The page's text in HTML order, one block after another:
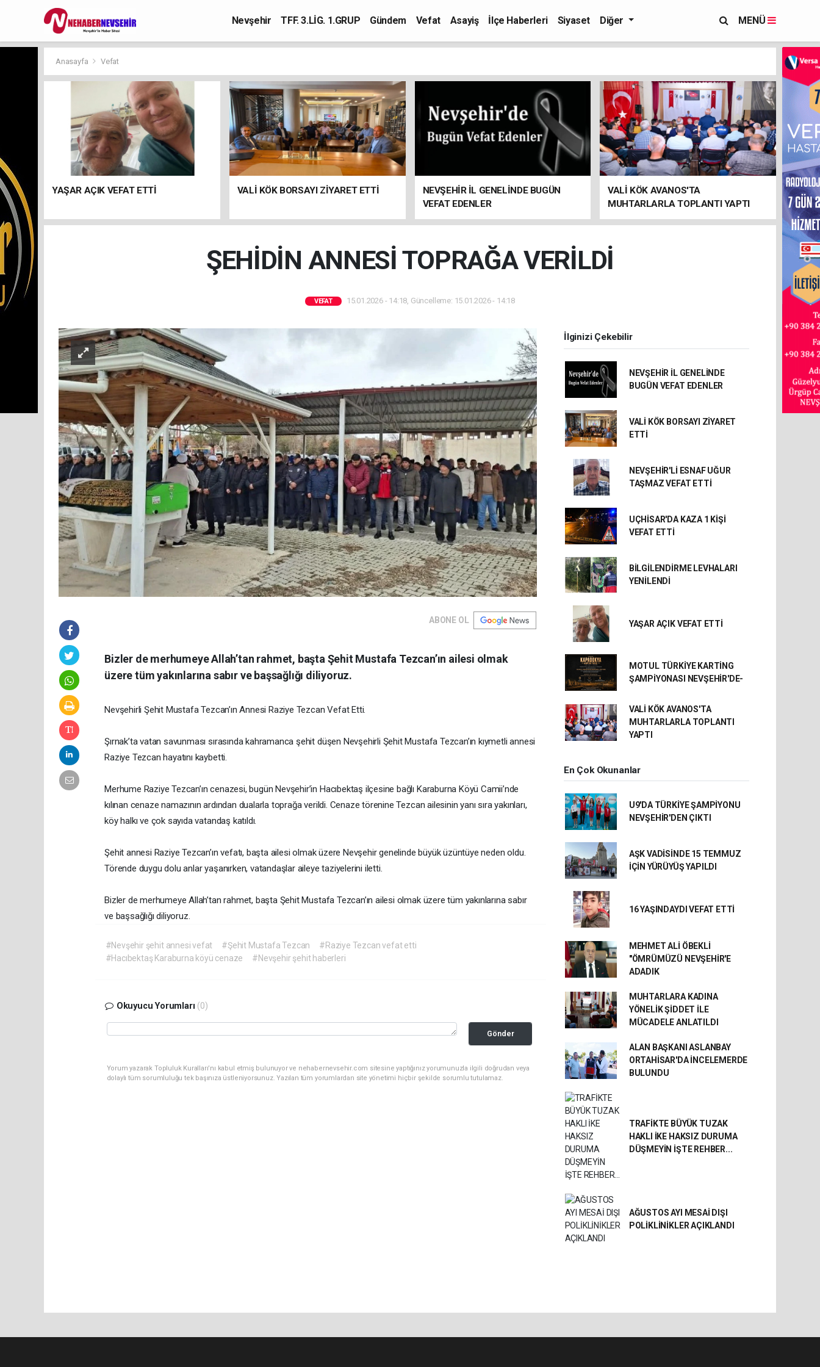
Nevşehir TFF. 3.LİG. 1.GRUP Gündem Vefat Asayiş İlçe Haberleri Siyaset Diğer MENÜ
Anasayfa Vefat
YAŞAR AÇIK VEFAT ETTİ VALİ KÖK BORSAYI ZİYARET ETTİ
NEVŞEHİR İL GENELİNDE BUGÜN
VEFAT EDENLER
VALİ KÖK AVANOS'TA
MUHTARLARLA TOPLANTI YAPTI
ŞEHİDİN ANNESİ TOPRAĞA VERİLDİ
VEFAT 15.01.2026 - 14:18, Güncelleme: 15.01.2026 - 14:18
ABONE OL
Bizler de merhumeye Allah’tan rahmet, başta Şehit Mustafa Tezcan’ın ailesi olmak
üzere tüm yakınlarına sabır ve başsağlığı diliyoruz.
Nevşehirli Şehit Mustafa Tezcan’ın Annesi Raziye Tezcan Vefat Etti.
Şırnak’ta vatan savunması sırasında kahramanca şehit düşen Nevşehirli Şehit Mustafa Tezcan’ın kıymetli annesi
Raziye Tezcan hayatını kaybetti.
Merhume Raziye Tezcan’ın cenazesi, bugün Nevşehir’in Hacıbektaş ilçesine bağlı Karaburna Köyü Camii’nde
kılınan cenaze namazının ardından dualarla toprağa verildi. Cenaze törenine Tezcan ailesinin yanı sıra yakınları,
köy halkı ve çok sayıda vatandaş katıldı.
Şehit annesi Raziye Tezcan’ın vefatı, başta ailesi olmak üzere Nevşehir genelinde büyük üzüntüye neden oldu.
Törende duygu dolu anlar yaşanırken, vatandaşlar aileye taziyelerini iletti.
Bizler de merhumeye Allah’tan rahmet, başta Şehit Mustafa Tezcan’ın ailesi olmak üzere tüm yakınlarına sabır
ve başsağlığı diliyoruz.
#Nevşehir şehit annesi vefat #Şehit Mustafa Tezcan
#Raziye Tezcan vefat etti
#Hacıbektaş Karaburna köyü cenaze
#Nevşehir şehit haberleri
Okuyucu Yorumları (0)
Gönder
Yorum yazarak Topluluk Kuralları’nı kabul etmiş bulunuyor ve nehabernevsehir.com sitesine yaptığınız yorumunuzla ilgili doğrudan veya
dolaylı tüm sorumluluğu tek başınıza üstleniyorsunuz. Yazılan tüm yorumlardan site yönetimi hiçbir şekilde sorumlu tutulamaz.
İlginizi Çekebilir
NEVŞEHİR İL GENELİNDE
BUGÜN VEFAT EDENLER
VALİ KÖK BORSAYI ZİYARET
ETTİ
NEVŞEHİR'Lİ ESNAF UĞUR
TAŞMAZ VEFAT ETTİ
UÇHİSAR'DA KAZA 1 KİŞİ
VEFAT ETTİ
BİLGİLENDİRME LEVHALARI
YENİLENDİ
YAŞAR AÇIK VEFAT ETTİ
MOTUL TÜRKİYE KARTİNG
ŞAMPİYONASI NEVŞEHİR'DE-
VALİ KÖK AVANOS'TA
MUHTARLARLA TOPLANTI
YAPTI
En Çok Okunanlar
U9'DA TÜRKİYE ŞAMPİYONU
NEVŞEHİR'DEN ÇIKTI
AŞK VADİSİNDE 15 TEMMUZ
İÇİN YÜRÜYÜŞ YAPILDI
16 YAŞINDAYDI VEFAT ETTİ
MEHMET ALİ ÖBEKLİ
"ÖMRÜMÜZÜ NEVŞEHİR'E
ADADIK
MUHTARLARA KADINA
YÖNELİK ŞİDDET İLE
MÜCADELE ANLATILDI
ALAN BAŞKANI ASLANBAY
ORTAHİSAR'DA İNCELEMERDE
BULUNDU
TRAFİKTE BÜYÜK TUZAK
HAKLI İKE HAKSIZ DURUMA
DÜŞMEYİN İŞTE REHBER...
AĞUSTOS AYI MESAİ DIŞI
POLİKLİNİKLER AÇIKLANDI